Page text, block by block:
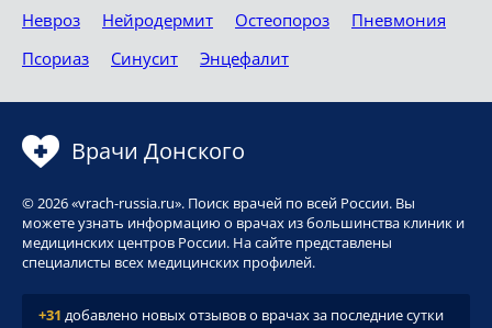
Невроз
Нейродермит Остеопороз
Пневмония
Псориаз
Синусит Энцефалит
Врачи Донского
© 2026 «vrach-russia.ru». Поиск врачей по всей России. Вы
можете узнать информацию о врачах из большинства клиник и
медицинских центров России. На сайте представлены
специалисты всех медицинских профилей.
+31 добавлено новых отзывов о врачах за последние сутки